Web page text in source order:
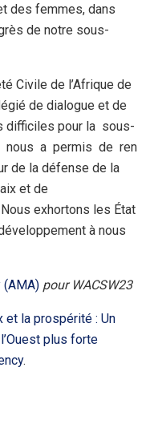
des femmes, dans
de notre sous-
Civile de l’Afrique de
de dialogue et de
difficiles pour la sous-
nous a permis de ren
de la défense de la
et de
exhortons les État
à nous
(AMA) pour WACSW23
et la prospérité : Un
plus forte
.